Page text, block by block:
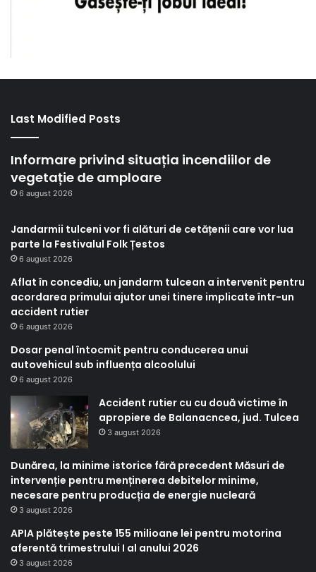
Last Modified Posts
Informare privind situația incendiilor de
vegetație de amploare
6 august 2026
Jandarmii tulceni vor fi alături de cetățenii care vor lua
parte la Festivalul Folk Țestos
6 august 2026
Aflat în concediu, un jandarm tulcean a intervenit pentru
acordarea primului ajutor unei tinere implicate într-un
accident rutier
6 august 2026
Dosar penal întocmit pentru conducerea unui
autovehicul sub influența alcoolului
6 august 2026
Accident rutier cu cu două victime în
apropiere de Balanacncea, jud. Tulcea
3 august 2026
Dunărea, la minime istorice fără precedent Măsuri de
intervenție pentru menținerea debitelor minime,
necesare pentru producția de energie nucleară
3 august 2026
APIA plătește peste 155 milioane lei pentru motorina
aferentă trimestrului I al anului 2026
3 august 2026